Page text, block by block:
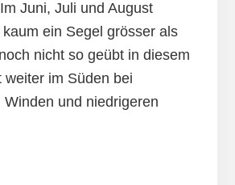
Juni, Juli und August
ein Segel grösser als
nicht so geübt in diesem
weiter im Süden bei
und niedrigeren